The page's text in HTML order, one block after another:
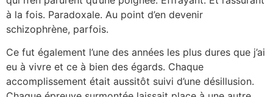
à la fois. Paradoxale. Au point d’en devenir
schizophrène, parfois.
Ce fut également l’une des années les plus dures que j’ai
eu à vivre et ce à bien des égards. Chaque
accomplissement était aussitôt suivi d’une désillusion.